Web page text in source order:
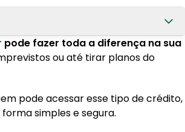
pode fazer toda a diferença na sua
ou até tirar planos do
pode acessar esse tipo de crédito,
simples e segura.